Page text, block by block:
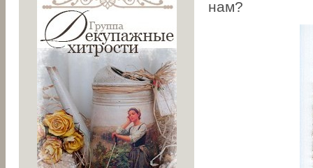
нам?